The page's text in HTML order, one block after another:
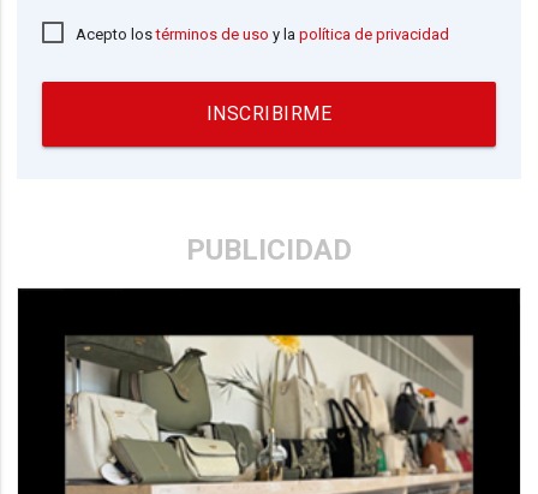
Acepto lostérminos de uso y lapolítica de privacidad
INSCRIBIRME
PUBLICIDAD